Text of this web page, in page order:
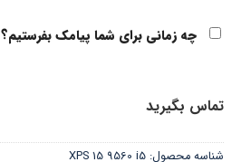
چه زمانی برای شما پیامک بفرستیم؟
تماس بگیرید
شناسه محصول: XPS 15 9560 i5